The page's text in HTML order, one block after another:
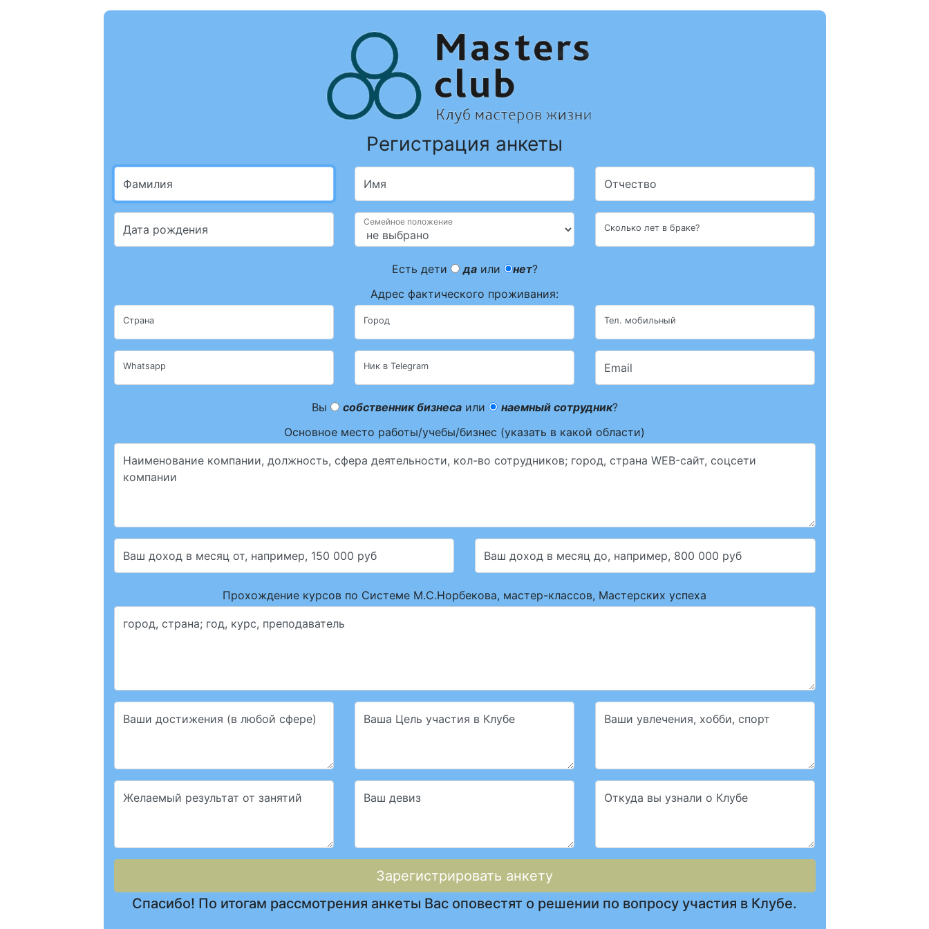
Регистрация анкеты
Фамилия Имя Отчество
Дата рождения
Семейное положение
Сколько лет в браке?
Есть дети даили нет?
Адрес фактического проживания:
Страна Город Тел. мобильный
Whatsapp Ник в Telegram Email
Вы собственник бизнесаили наемный сотрудник?
Основное место работы/учебы/бизнес (указать в какой области)
Наименование компании, должность, сфера деятельности, кол-во сотрудников; город, страна WEB-сайт, соцсети
компании
Ваш доход в месяц от, например, 150 000 руб Ваш доход в месяц до, например, 800 000 руб
Прохождение курсов по Системе М.С.Норбекова, мастер-классов, Мастерских успеха
город, страна; год, курс, преподаватель
Ваши достижения (в любой сфере) Ваша Цель участия в Клубе Ваши увлечения, хобби, спорт
Желаемый результат от занятий Ваш девиз Откуда вы узнали о Клубе
Зарегистрировать анкету
Спасибо! По итогам рассмотрения анкеты Вас оповестят о решении по вопросу участия в Клубе.